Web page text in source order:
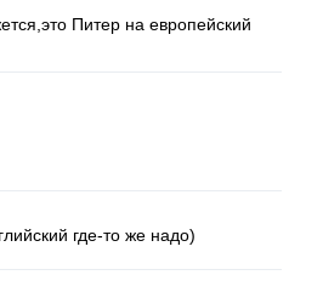
Питер на европейский
где-то же надо)